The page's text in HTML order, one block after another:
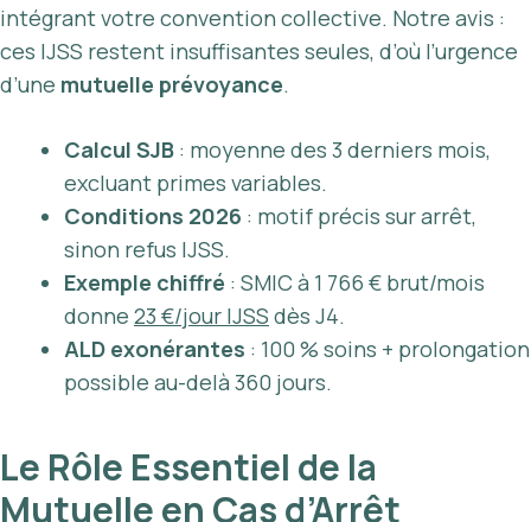
intégrant votre convention collective. Notre avis :
ces IJSS restent insuffisantes seules, d’où l’urgence
d’une mutuelle prévoyance.
Calcul SJB : moyenne des 3 derniers mois,
excluant primes variables.
Conditions 2026 : motif précis sur arrêt,
sinon refus IJSS.
Exemple chiffré : SMIC à 1 766 € brut/mois
donne 23 €/jour IJSS dès J4.
ALD exonérantes : 100 % soins + prolongation
possible au-delà 360 jours.
Le Rôle Essentiel de la
Mutuelle en Cas d’Arrêt